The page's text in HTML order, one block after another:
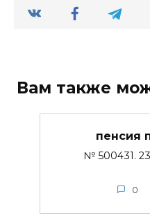
Вам также
пенсия
№ 500431.
0